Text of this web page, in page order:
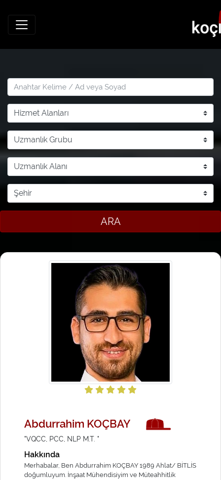
Abdurrahim KOÇBAY
"VQCC, PCC, NLP M.T. "
Hakkında
Merhabalar, Ben Abdurrahim KOÇBAY 1989 Ahlat/ BİTLİS
doğumluyum. İnşaat Mühendisiyim ve Müteahhitlik